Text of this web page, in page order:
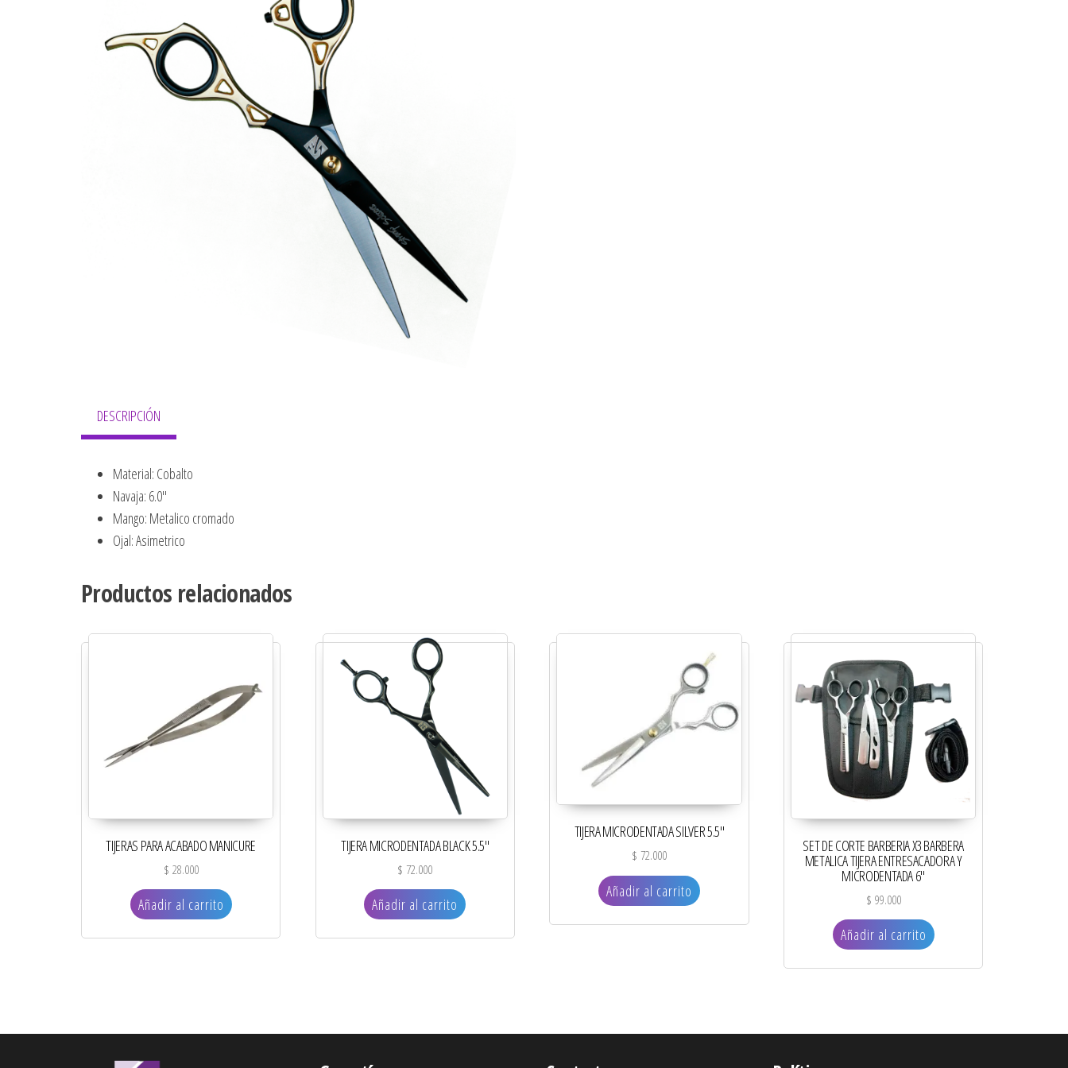
DESCRIPCIÓN
Material: Cobalto
Navaja: 6.0″
Mango: Metalico cromado
Ojal: Asimetrico
Productos relacionados
TIJERAS PARA ACABADO MANICURE
$ 28.000
Añadir al carrito
TIJERA MICRODENTADA BLACK 5.5″
$ 72.000
Añadir al carrito
TIJERA MICRODENTADA SILVER 5.5″
$ 72.000
Añadir al carrito
SET DE CORTE BARBERIA X3 BARBERA
METALICA TIJERA ENTRESACADORA Y
MICRODENTADA 6″
$ 99.000
Añadir al carrito